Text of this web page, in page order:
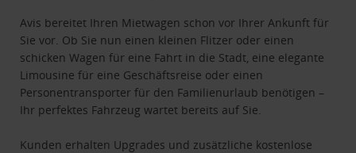
Avis bereitet Ihren Mietwagen schon vor Ihrer Ankunft für
Sie vor. Ob Sie nun einen kleinen Flitzer oder einen
schicken Wagen für eine Fahrt in die Stadt, eine elegante
Limousine für eine Geschäftsreise oder einen
Personentransporter für den Familienurlaub benötigen –
Ihr perfektes Fahrzeug wartet bereits auf Sie.
Kunden erhalten Upgrades und zusätzliche kostenlose